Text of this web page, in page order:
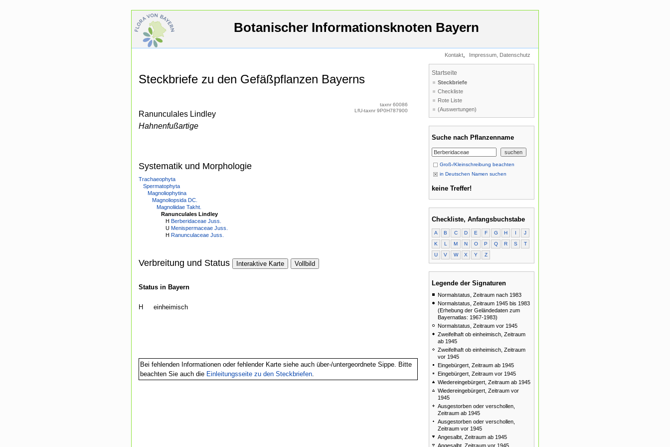
Botanischer Informationsknoten Bayern
Kontakt, Impressum, Datenschutz
Steckbriefe zu den Gefäßpflanzen Bayerns
Ranunculales Lindley
Hahnenfußartige
taxnr 60086
LfU-taxnr 9P0H787900
Systematik und Morphologie
Trachaeophyta
Spermatophyta
Magnoliophytina
Magnoliopsida DC.
Magnoliidae Takht.
Ranunculales Lindley
H Berberidaceae Juss.
U Menispermaceae Juss.
H Ranunculaceae Juss.
Verbreitung und Status Interaktive Karte Vollbild
Status in Bayern
H einheimisch
Bei fehlenden Informationen oder fehlender Karte siehe auch über-/untergeordnete Sippe. Bitte
beachten Sie auch die Einleitungsseite zu den Steckbriefen.
Startseite
Steckbriefe
Checkliste
Rote Liste
(Auswertungen)
Suche nach Pflanzenname
Groß-/Kleinschreibung beachten
in Deutschen Namen suchen
keine Treffer!
Checkliste, Anfangsbuchstabe
A B C D E F G H I
J
K
L M N O P Q R S
T
U
V W X Y Z
Legende der Signaturen
Normalstatus, Zeitraum nach 1983
Normalstatus, Zeitraum 1945 bis 1983
(Erhebung der Geländedaten zum
Bayernatlas: 1967-1983)
Normalstatus, Zeitraum vor 1945
Zweifelhaft ob einheimisch, Zeitraum
ab 1945
Zweifelhaft ob einheimisch, Zeitraum
vor 1945
Eingebürgert, Zeitraum ab 1945
Eingebürgert, Zeitraum vor 1945
Wiedereingebürgert, Zeitraum ab 1945
Wiedereingebürgert, Zeitraum vor
1945
Ausgestorben oder verschollen,
Zeitraum ab 1945
Ausgestorben oder verschollen,
Zeitraum vor 1945
Angesalbt, Zeitraum ab 1945
Angesalbt, Zeitraum vor 1945